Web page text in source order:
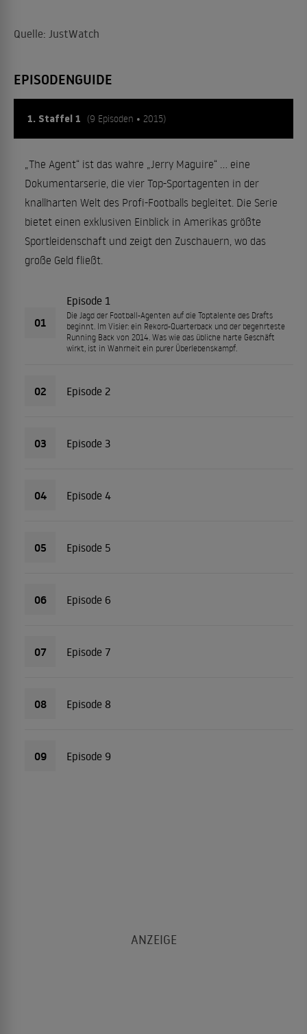
Quelle: JustWatch
EPISODENGUIDE
1. Staffel 1 (9 Episoden • 2015)
„The Agent“ ist das wahre „Jerry Maguire“ ... eine
Dokumentarserie, die vier Top-Sportagenten in der
knallharten Welt des Profi-Footballs begleitet. Die Serie
bietet einen exklusiven Einblick in Amerikas größte
Sportleidenschaft und zeigt den Zuschauern, wo das
große Geld fließt.
01
Episode 1
Die Jagd der Football-Agenten auf die Toptalente des Drafts
beginnt. Im Visier: ein Rekord-Quarterback und der begehrteste
Running Back von 2014. Was wie das übliche harte Geschäft
wirkt, ist in Wahrheit ein purer Überlebenskampf.
02 Episode 2
03 Episode 3
04 Episode 4
05 Episode 5
06 Episode 6
07 Episode 7
08 Episode 8
09 Episode 9